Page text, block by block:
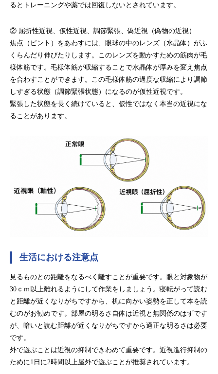
るとトレーニングや薬では回復しないとされています。
② 屈折性近視、仮性近視、調節緊張、偽近視（偽物の近視）
焦点（ピント）をあわすには、眼球の中のレンズ（水晶体）がふ
くらんだり伸びたりします。このレンズを動かすための筋肉が毛
様体筋です。毛様体筋が収縮することで水晶体が厚みを変え焦点
を合わすことができます。この毛様体筋の過度な収縮により調節
しすぎる状態（調節緊張状態）になるのが仮性近視です。
緊張した状態を長く続けていると、仮性ではなく本当の近視にな
ることがあります。
生活における注意点
見るものとの距離をなるべく離すことが重要です。眼と対象物が
30ｃｍ以上離れるようにして作業をしましょう。寝転がって読む
と距離が近くなりがちですから、机に向かい姿勢を正して本を読
むのがお勧めです。部屋の明るさ自体は近視と無関係のはずです
が、暗いと読む距離が近くなりがちですから適正な明るさは必要
です。
外で遊ぶことは近視の抑制できわめて重要です。近視進行抑制の
ために1日に2時間以上屋外で遊ぶことが推奨されています。